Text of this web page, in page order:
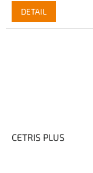
DETAIL
CETRIS PLUS